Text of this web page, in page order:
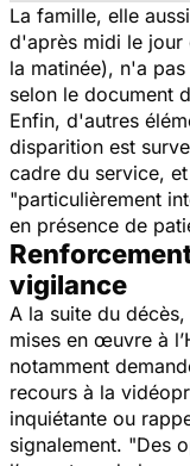
La famille, elle
d'après midi le jour
la matinée), n'a
selon le document
Enfin, d'autres
disparition est
cadre du service,
"particulièrement
en présence de
vigilance
A la suite du
mises en œuvre à
notamment
recours à la
inquiétante ou
signalement. "Des